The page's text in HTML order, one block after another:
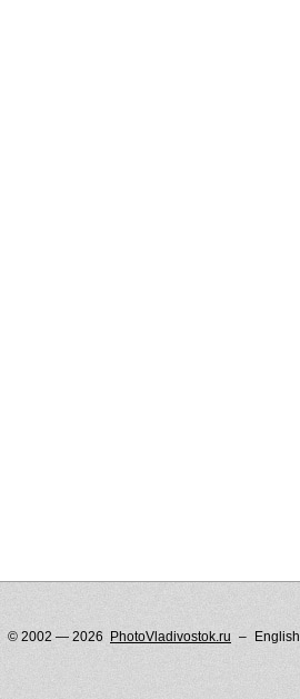
© 2002 — 2026 PhotoVladivostok.ru English